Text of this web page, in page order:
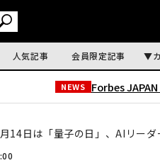
人気記事 会員限定記事
NEWS Forbes JAPAN
14日は「量子の日」、AIリー